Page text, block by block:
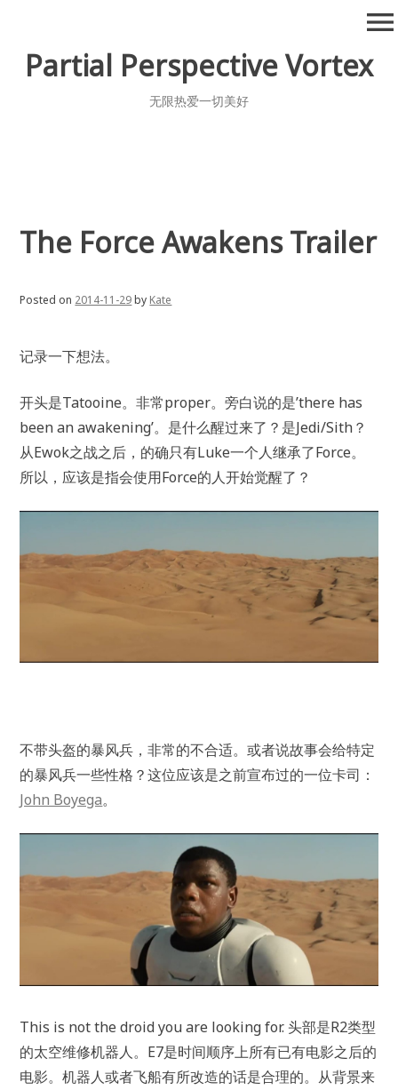
contentPartial Perspective Vortex
无限热爱一切美好
menu
The Force Awakens Trailer
Posted on 2014-11-29by Kate
记录一下想法。
开头是Tatooine。非常proper。旁白说的是’there has
been an awakening’。是什么醒过来了？是Jedi/Sith？
从Ewok之战之后，的确只有Luke一个人继承了Force。
所以，应该是指会使用Force的人开始觉醒了？
不带头盔的暴风兵，非常的不合适。或者说故事会给特定
的暴风兵一些性格？这位应该是之前宣布过的一位卡司：
John Boyega。
This is not the droid you are looking for. 头部是R2类型
的太空维修机器人。E7是时间顺序上所有已有电影之后的
电影。机器人或者飞船有所改造的话是合理的。从背景来